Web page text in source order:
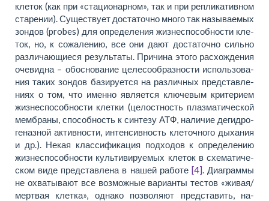
кле­ток (как при «ста­ци­о­нар­ном», так и при ре­пли­ка­тив­ном
ста­ре­нии). Су­ще­ству­ет до­ста­точ­но много так на­зы­ва­е­мых
зон­дов (probes) для опреде­ления жиз­не­способ­но­сти кле­
ток, но, к со­жа­ле­нию, все они да­ют до­ста­точ­но силь­но
раз­ли­ча­ю­щи­е­ся ре­зульта­ты. При­чи­на это­го рас­хо­жде­ния
оче­вид­на – об­ос­но­ва­ние це­ле­со­об­раз­но­сти ис­поль­зо­ва­
ния та­ких зон­дов ба­зи­ру­ет­ся на раз­лич­ных пред­став­ле­
ни­ях о том, что имен­но яв­ляет­ся клю­че­вым кри­те­ри­ем
жиз­не­способ­но­сти клет­ки (це­лостность плаз­ма­ти­че­ской
мем­бра­ны, способ­ность к син­те­зу АТФ, на­личие де­гид­ро­
ге­на­зной ак­тив­но­сти, ин­тен­сив­ность кле­точно­го ды­ха­ния
и др.). Не­кая клас­си­фи­ка­ция под­хо­дов к опре­де­ле­нию
жиз­не­способ­но­сти культи­ви­ру­е­мых кле­ток в схе­ма­ти­че­
ском ви­де пред­став­ле­на в на­шей ра­бо­те [4]. Диа­грам­мы
не охва­ты­ва­ют все воз­мож­ные ва­ри­ан­ты те­стов «жи­вая/
мерт­вая клет­ка», од­на­ко поз­во­ля­ют пред­ста­вить, на­